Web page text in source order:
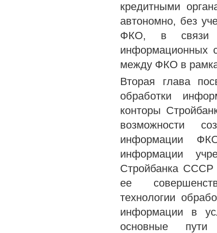
кредитными
автономно, без
ФКО, в связи
информационных
между ФКО в
Вторая глава
обработки
конторы
возможности
информации
информации
Стройбанка СССР
ее
технологии
информации в
основные пути